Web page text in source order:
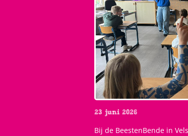
23 juni 2026
Bij de BeestenBende in